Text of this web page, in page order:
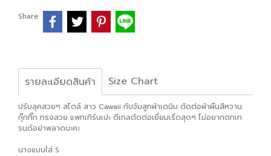
Share
รายละเอียดสินค้า Size Chart
ปรับลุคสวยๆ สไตล์ สาว Cawaii กับจัมสูทผ้าเดนิม ตัดต่อผ้าผืนสีหวาน
กุ๊กกิ๊ก ทรงสวย แพทเทิร์นเปะ ดีเทลตัดต่อเยี่ยมเริ่ดสุดๆ ไม่อยากตกเท
รนด์อย่าพลาดนะคะ
นางแบบใส่ S